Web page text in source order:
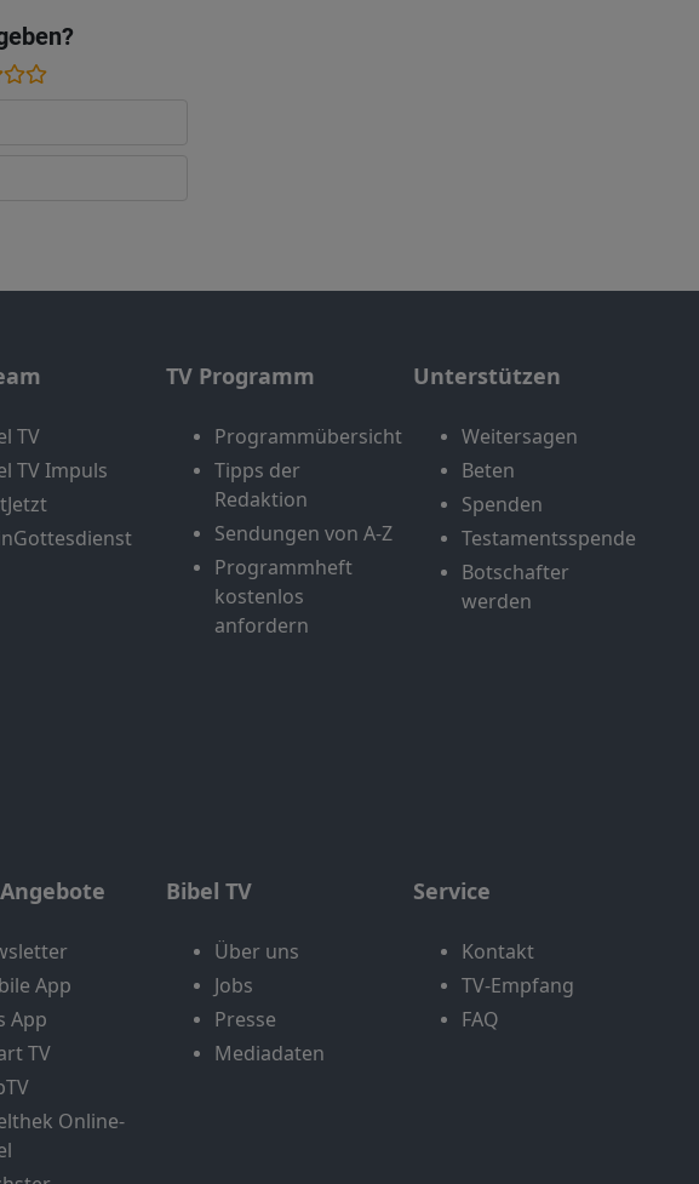
TV
TV Impuls
TV Programm
Programmübersicht
Tipps der
Redaktion
Sendungen von A-Z
Programmheft
kostenlos
anfordern
Unterstützen
Weitersagen
Beten
Spenden
Testamentsspende
Botschafter
werden
App
App
TV
Online-
Bibel TV
Über uns
Jobs
Presse
Mediadaten
Service
Kontakt
TV-Empfang
FAQ